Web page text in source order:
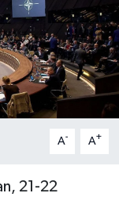
A- A+
21-22